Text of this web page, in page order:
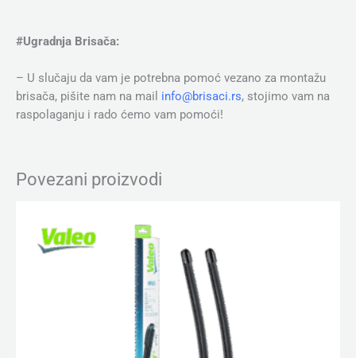
#Ugradnja Brisača:
– U slučaju da vam je potrebna pomoć vezano za montažu
brisača, pišite nam na mail info@brisaci.rs, stojimo vam na
raspolaganju i rado ćemo vam pomoći!
Povezani proizvodi